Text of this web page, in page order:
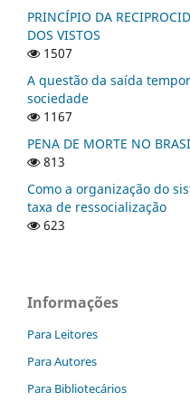
PRINCÍPIO DA
DOS VISTOS
1507
A questão da saída
sociedade
1167
PENA DE MORTE NO
813
Como a organização do
taxa de ressocialização
623
Informações
Para Leitores
Para Autores
Para Bibliotecários